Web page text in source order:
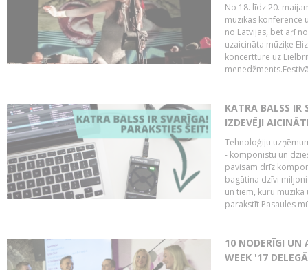
No 18. līdz 20.
mūzikas konference
no Latvijas, bet aŗī
uzaicināta mūziķe
koncerttūrē uz
KATRA BALSS IR
IZDEVĒJI
Tehnoloģiju
- komponistu un
pavisam drīz
bagātina dzīvi
un tiem, kuru
parakstīt Pasaules
10 NODERĪGI UN
WEEK '17